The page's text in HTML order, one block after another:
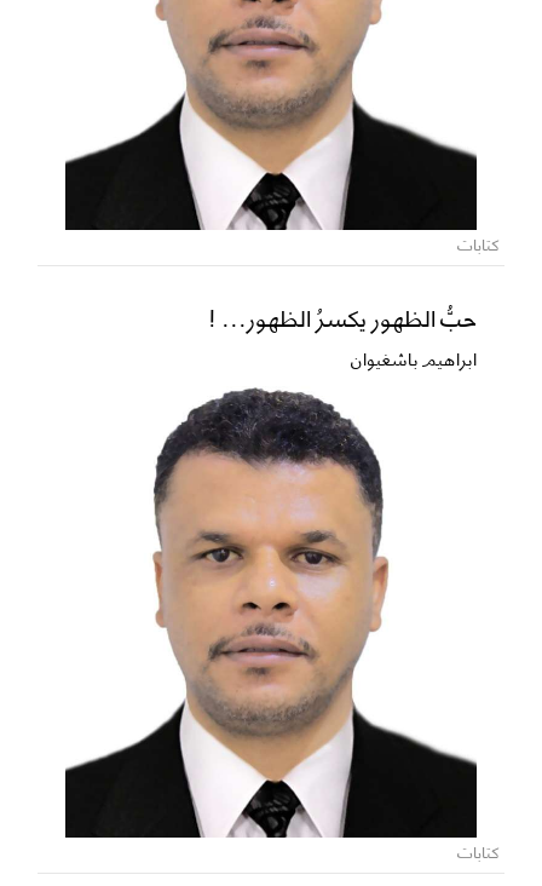
كتابات
حبُّ الظهور يكسرُ الظهور... !
ابراهيم باشغيوان
كتابات